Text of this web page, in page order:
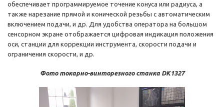
обеспечивает программируемое точение конуса или радиуса, а
также нарезание прямой и конической резьбы с автоматическим
включением подачи, и др. Для удобства оператора на большом
сенсорном экране отображается цифровая индикация положения
оси, станции для коррекции инструмента, скорости подачи и
ограничения скорости, и др.
Фото токарно-винторезного станка DK1327